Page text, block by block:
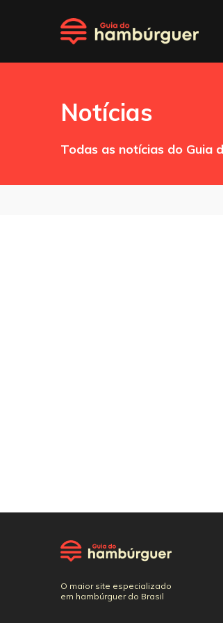
Notícias
Todas as notícias do Guia
O maior site especializado
em hambúrguer do Brasil